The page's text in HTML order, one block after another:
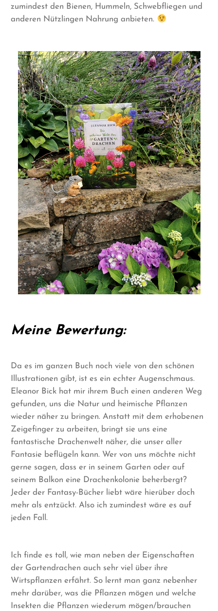
zumindest den Bienen, Hummeln, Schwebfliegen und
anderen Nützlingen Nahrung anbieten.
Meine Bewertung:
Da es im ganzen Buch noch viele von den schönen
Illustrationen gibt, ist es ein echter Augenschmaus.
Eleanor Bick hat mir ihrem Buch einen anderen Weg
gefunden, uns die Natur und heimische Pflanzen
wieder näher zu bringen. Anstatt mit dem erhobenen
Zeigefinger zu arbeiten, bringt sie uns eine
fantastische Drachenwelt näher, die unser aller
Fantasie beflügeln kann. Wer von uns möchte nicht
gerne sagen, dass er in seinem Garten oder auf
seinem Balkon eine Drachenkolonie beherbergt?
Jeder der Fantasy-Bücher liebt wäre hierüber doch
mehr als entzückt. Also ich zumindest wäre es auf
jeden Fall.
Ich finde es toll, wie man neben der Eigenschaften
der Gartendrachen auch sehr viel über ihre
Wirtspflanzen erfährt. So lernt man ganz nebenher
mehr darüber, was die Pflanzen mögen und welche
Insekten die Pflanzen wiederum mögen/brauchen